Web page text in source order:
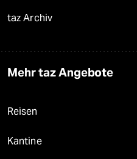
taz Archiv
Mehr taz Angebote
Reisen
Kantine